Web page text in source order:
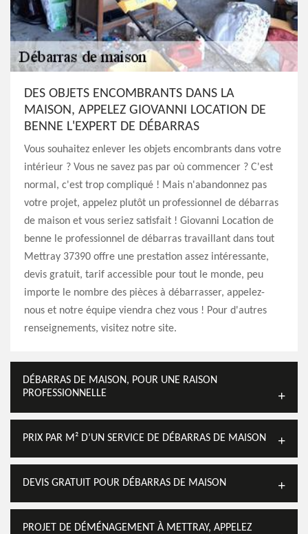
DES OBJETS ENCOMBRANTS DANS LA
MAISON, APPELEZ GIOVANNI LOCATION DE
BENNE L'EXPERT DE DÉBARRAS
Vous souhaitez enlever les objets encombrants dans votre
intérieur ? Vous ne savez pas par où commencer ? C'est
normal, c'est trop compliqué ! Mais n'abandonnez pas
votre projet, appelez plutôt un professionnel de débarras
de maison et vous seriez satisfait ! Giovanni Location de
benne le professionnel de débarras travaillant dans tout
Mettray 37390 offre une prestation assez intéressante,
devis gratuit, tarif accessible pour tout le monde, peu
importe le nombre des pièces à débarrasser, appelez-
nous et notre équipe viendra chez vous ! Pour d'autres
renseignements, visitez notre site.
DÉBARRAS DE MAISON, POUR UNE RAISON
PROFESSIONNELLE
PRIX PAR M² D’UN SERVICE DE DÉBARRAS DE MAISON
DEVIS GRATUIT POUR DÉBARRAS DE MAISON
PROJET DE DÉMÉNAGEMENT À METTRAY, APPELEZ